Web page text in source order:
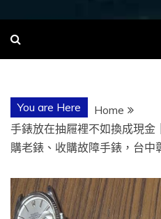
You are Here
Home
手錶放在抽屜裡不如換成現
購老錶、收購故障手錶，台中